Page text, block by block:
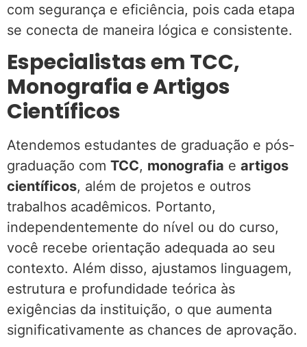
com segurança e eficiência, pois cada etapa
se conecta de maneira lógica e consistente.
Especialistas em TCC,
Monografia e Artigos
Científicos
Atendemos estudantes de graduação e pós-
graduação com TCC, monografia e artigos
científicos, além de projetos e outros
trabalhos acadêmicos. Portanto,
independentemente do nível ou do curso,
você recebe orientação adequada ao seu
contexto. Além disso, ajustamos linguagem,
estrutura e profundidade teórica às
exigências da instituição, o que aumenta
significativamente as chances de aprovação.